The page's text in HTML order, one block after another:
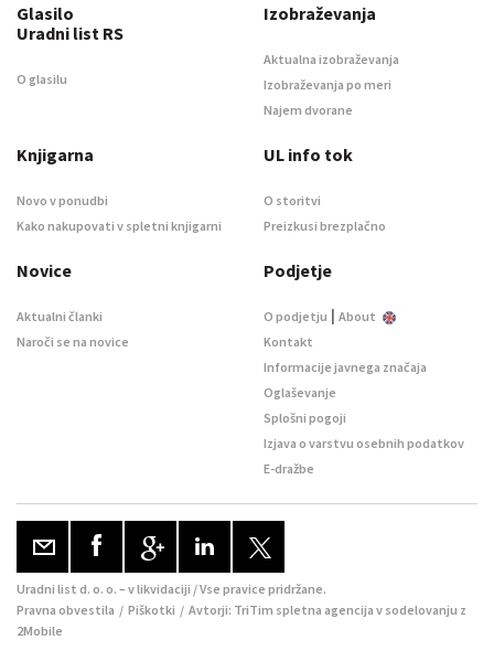
Glasilo
Uradni list RS
O glasilu
Izobraževanja
Aktualna izobraževanja
Izobraževanja po meri
Najem dvorane
Knjigarna
Novo v ponudbi
Kako nakupovati v spletni knjigarni
UL info tok
O storitvi
Preizkusi brezplačno
Novice
Aktualni članki
Naroči se na novice
Podjetje
O podjetju | About
Kontakt
Informacije javnega značaja
Oglaševanje
Splošni pogoji
Izjava o varstvu osebnih podatkov
E-dražbe
Uradni list d. o. o. – v likvidaciji / Vse pravice pridržane.
Pravna obvestila / Piškotki / Avtorji: TriTim spletna agencija v sodelovanju z
2Mobile